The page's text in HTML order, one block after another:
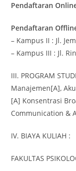
Pendaftaran
Pendaftaran
– Kampus II : Jl.
– Kampus III : Jl.
III. PROGRAM
Manajemen[A],
[A] Konsentrasi
Communication &
IV. BIAYA KULIAH :
FAKULTAS